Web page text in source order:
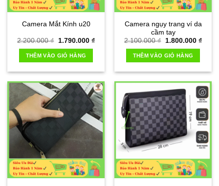
Camera Mắt Kính u20
2.200.000₫
Giá
là:
2.200.000 ₫.
1.790.000 ₫Giá
THÊM VÀO GIỎ HÀNG
Camera ngụy trang ví da
cầm tay
2.100.000₫
Giá
là:
2.100.000 ₫.
1.800.000 ₫Giá
THÊM VÀO GIỎ HÀNG